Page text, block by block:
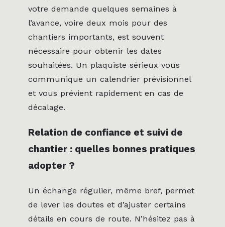
votre demande quelques semaines à
l’avance, voire deux mois pour des
chantiers importants, est souvent
nécessaire pour obtenir les dates
souhaitées. Un plaquiste sérieux vous
communique un calendrier prévisionnel
et vous prévient rapidement en cas de
décalage.
Relation de confiance et suivi de
chantier : quelles bonnes pratiques
adopter ?
Un échange régulier, même bref, permet
de lever les doutes et d’ajuster certains
détails en cours de route. N’hésitez pas à